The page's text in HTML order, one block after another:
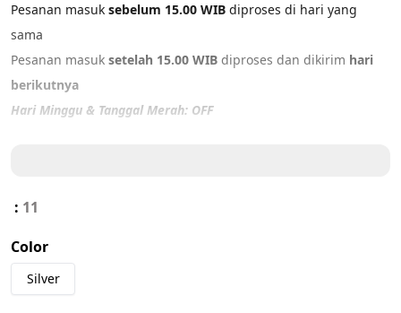
Pesanan masuk sebelum 15.00 WIB diproses di hari yang
sama
Pesanan masuk setelah 15.00 WIB diproses dan dikirim hari
berikutnya
Hari Minggu & Tanggal Merah: OFF
Color:
IMPORTANT NOTICE
Mohon untuk membuat
: 11
Color
Silver